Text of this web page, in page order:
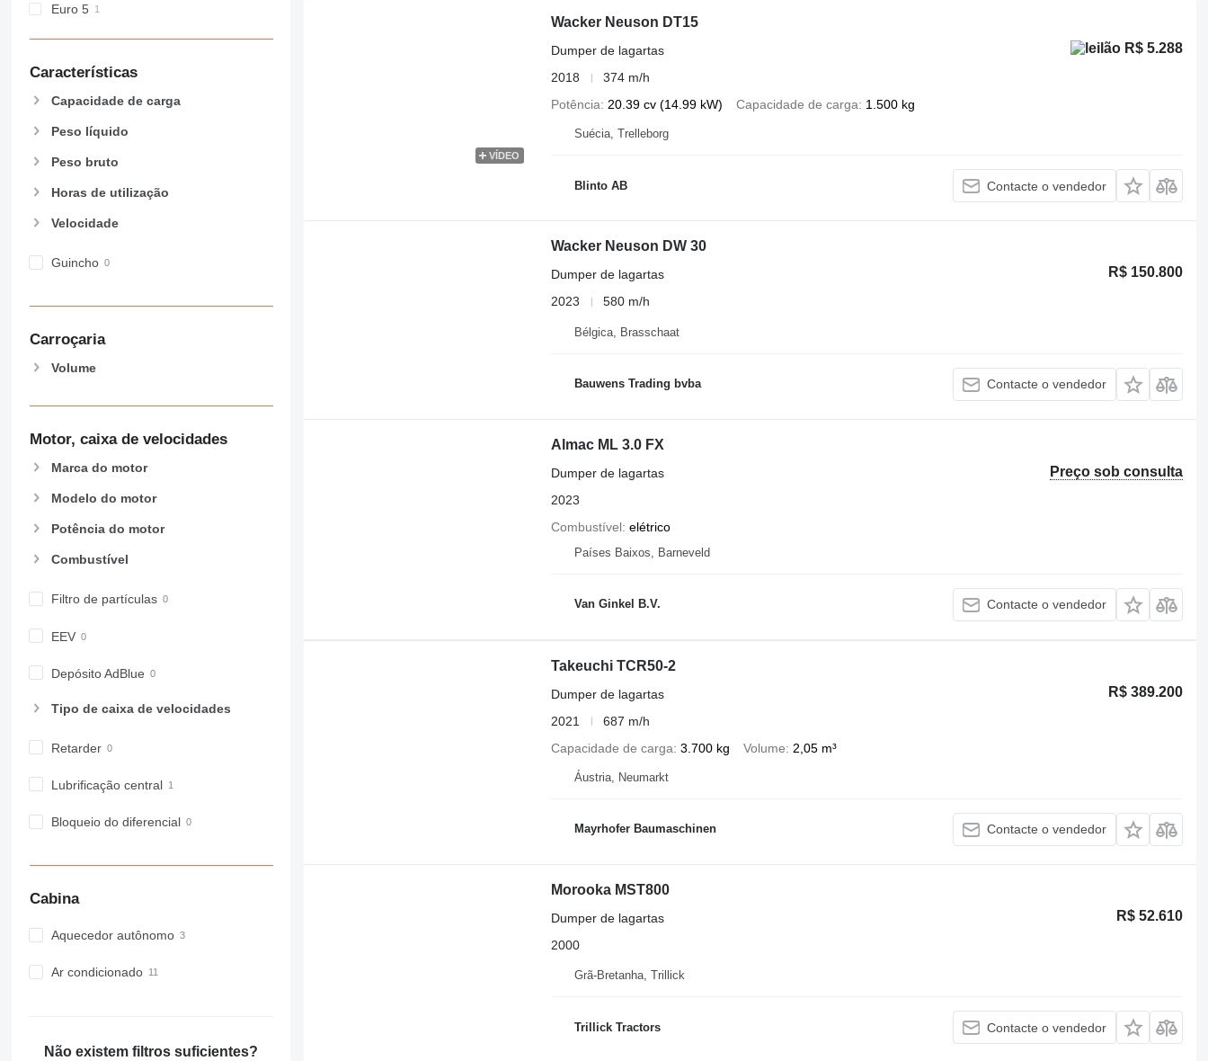
Euro 5
Características
Capacidade de carga
Peso líquido
Peso bruto
Horas de utilização
Velocidade
Guincho
Carroçaria
Volume
Motor, caixa de velocidades
Marca do motor
Modelo do motor
Potência do motor
Combustível
Filtro de partículas
EEV
Depósito AdBlue
Tipo de caixa de velocidades
Retarder
Lubrificação central
Bloqueio do diferencial
Cabina
Aquecedor autônomo
Ar condicionado
Não existem filtros suficientes?
VÍDEO
Wacker Neuson DT15
R$ 5.288
Dumper de lagartas
2018
374 m/h
Potência
20.39 cv (14.99 kW) Capacidade de carga 1.500 kg
Suécia, Trelleborg
Blinto AB Contacte o vendedor
Wacker Neuson DW 30
R$ 150.800
Dumper de lagartas
2023
580 m/h
Bélgica, Brasschaat
Bauwens Trading bvba Contacte o vendedor
Almac ML 3.0 FX
Preço sob consulta
Dumper de lagartas
2023
Combustível elétrico
Países Baixos, Barneveld
Van Ginkel B.V. Contacte o vendedor
Takeuchi TCR50-2
R$ 389.200
Dumper de lagartas
2021
687 m/h
Capacidade de carga 3.700 kg Volume 2,05 m³
Áustria, Neumarkt
Mayrhofer Baumaschinen Contacte o vendedor
Morooka MST800
R$ 52.610
Dumper de lagartas
2000
Grã-Bretanha, Trillick
Trillick Tractors Contacte o vendedor